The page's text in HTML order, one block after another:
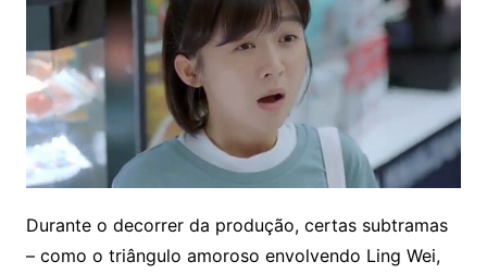
Durante o decorrer da produção, certas subtramas
– como o triângulo amoroso envolvendo Ling Wei,